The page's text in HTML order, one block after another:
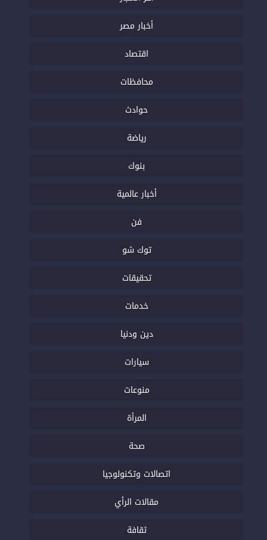
أخبار مصر
اقتصاد
محافظات
حوادث
رياضة
بنوك
أخبار عالمية
فن
توك شو
تحقيقات
خدمات
دين ودنيا
سيارات
منوعات
المرأة
صحة
اتصالات وتكنولوجيا
مقالات الرأي
ثقافة